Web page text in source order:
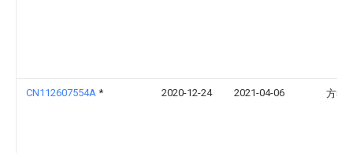
CN112607554A * 2020-12-24 2021-04-06 方冬